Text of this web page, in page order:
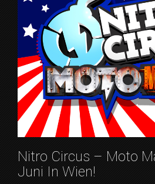
Nitro Circus – Moto
Juni In Wien!